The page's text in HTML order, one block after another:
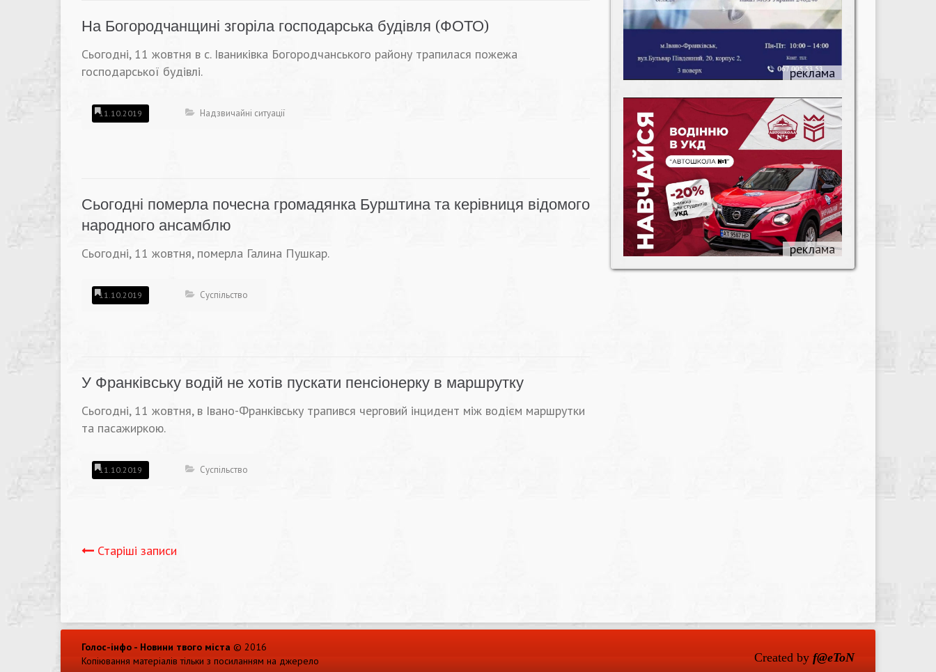
На Богородчанщині згоріла господарська будівля (ФОТО)
Сьогодні, 11 жовтня в с. Іваниківка Богородчанського району трапилася пожежа
господарської будівлі.
11.10.2019 Надзвичайні ситуації
Сьогодні померла почесна громадянка Бурштина та керівниця відомого
народного ансамблю
Сьогодні, 11 жовтня, померла Галина Пушкар.
11.10.2019 Суспільство
У Франківську водій не хотів пускати пенсіонерку в маршрутку
Сьогодні, 11 жовтня, в Івано-Франківську трапився черговий інцидент між водієм маршрутки
та пасажиркою.
11.10.2019 Суспільство
Навігація
Старіші записи
Голос-інфо - Новини твого міста © 2016
Копіювання матеріалів тільки з посиланням на джерело
Created by f@eToN